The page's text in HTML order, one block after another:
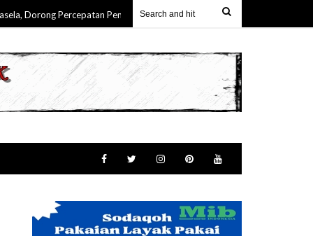
Percepatan Pembangunan & Keterlibatan Nyata Masyarakat Maluku